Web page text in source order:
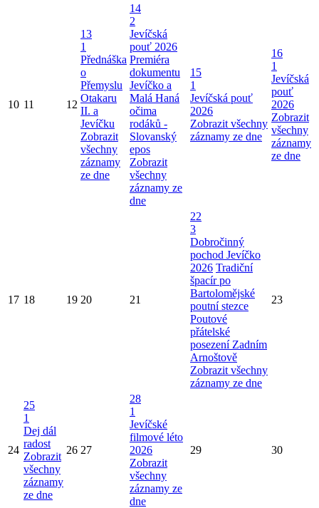
10 11 12
13
1
Přednáška
o
Přemyslu
Otakaru
II. a
Jevíčku
Zobrazit
všechny
záznamy
ze dne
14
2
Jevíčská
pouť 2026
Premiéra
dokumentu
Jevíčko a
Malá Haná
očima
rodáků -
Slovanský
epos
Zobrazit
všechny
záznamy ze
dne
15
1
Jevíčská pouť
2026
Zobrazit všechny
záznamy ze dne
16
1
Jevíčská
pouť
2026
Zobrazit
všechny
záznamy
ze dne
17 18 19 20 21
22
3
Dobročinný
pochod Jevíčko
2026 Tradiční
špacír po
Bartolomějské
poutní stezce
Poutové
přátelské
posezení Zadním
Arnoštově
Zobrazit všechny
záznamy ze dne
23
24
25
1
Dej dál
radost
Zobrazit
všechny
záznamy
ze dne
26 27
28
1
Jevíčské
filmové léto
2026
Zobrazit
všechny
záznamy ze
dne
29 30